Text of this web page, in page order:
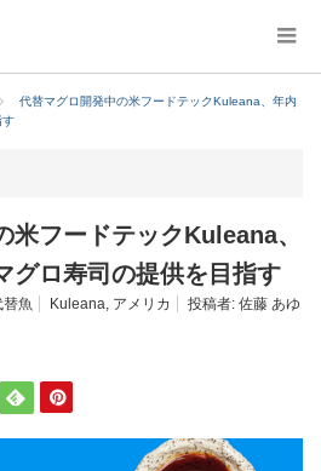
代替マグロ開発中の米フードテックKuleana、年内
す
米フードテックKuleana、
グロ寿司の提供を目指す
替魚 Kuleana, アメリカ 投稿者: 佐藤 あゆ